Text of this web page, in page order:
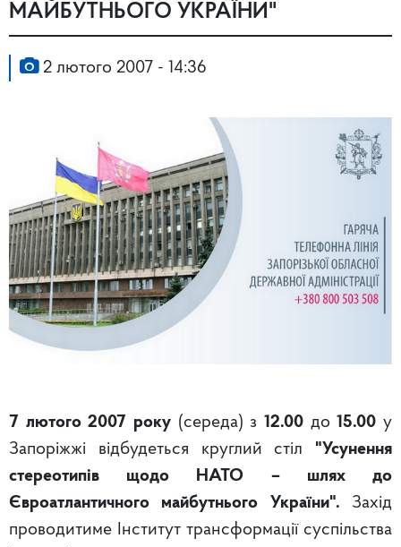
МАЙБУТНЬОГО УКРАЇНИ"
2 лютого 2007 - 14:36
7 лютого2007 року (середа) з12.00 до15.00у
Запоріжжі відбудеться круглий стіл "Усунення
стереотипів щодо НАТО – шлях до
Євроатлантичного майбутнього України". Захід
проводитиме Інститут трансформації суспільства